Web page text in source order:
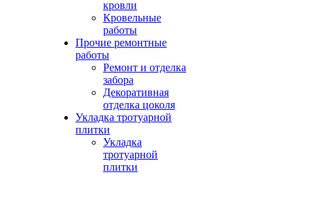
кровли
Кровельные
работы
Прочие ремонтные
работы
Ремонт и отделка
забора
Декоративная
отделка цоколя
Укладка тротуарной
плитки
Укладка
тротуарной
плитки